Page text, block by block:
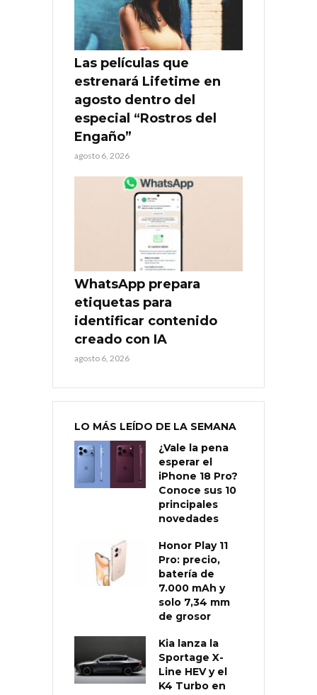
Las películas que
estrenará Lifetime en
agosto dentro del
especial “Rostros del
Engaño”
agosto 6, 2026
WhatsApp prepara
etiquetas para
identificar contenido
creado con IA
agosto 6, 2026
LO MÁS LEÍDO DE LA SEMANA
¿Vale la pena
esperar el
iPhone 18 Pro?
Conoce sus 10
principales
novedades
Honor Play 11
Pro: precio,
batería de
7.000 mAh y
solo 7,34 mm
de grosor
Kia lanza la
Sportage X-
Line HEV y el
K4 Turbo en